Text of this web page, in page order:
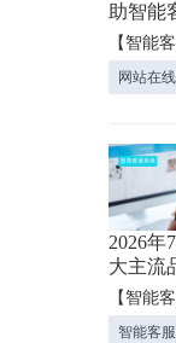
助智能
24小
【智能
网站在
2026年
大主流
么选？
【智能
智能客